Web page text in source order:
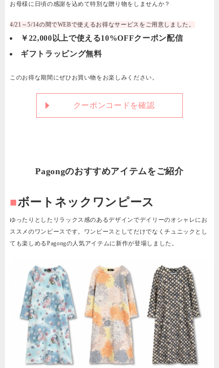
お母様に日頃の感謝を込めて特別な贈り物をしませんか？
4/21～5/14の間でWEBで使えるお得なサービスをご用意しました。
￥22,000以上で使える10%OFFクーポン配信
ギフトラッピング無料
このお得な期間にぜひお買い物をお楽しみください。
クーポンコードを確認
Pagongのおすすめアイテムをご紹介
■ボートネックワンピース
ゆったりとしたリラックス感のあるデザインでデイリーのオシャレにお
ススメのワンピースです。ワンピースとしてだけでなくチュニックとし
ても楽しめるPagongの人気アイテムに新作が登場しました。